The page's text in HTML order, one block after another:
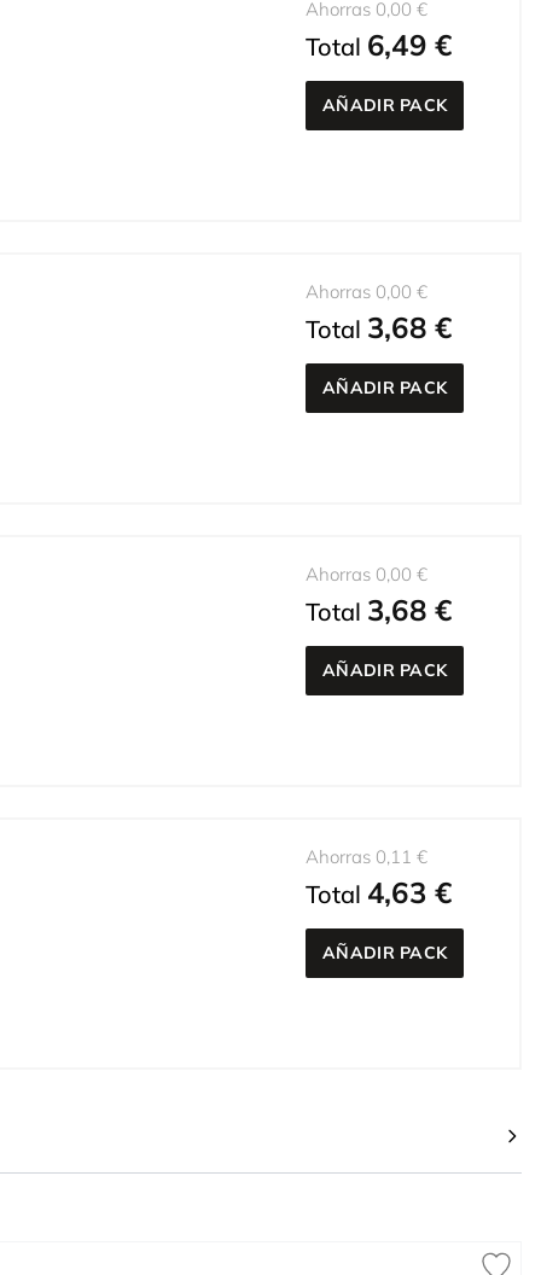
Ahorras 0,00 €
Total 6,49 €
AÑADIR PACK
Ahorras 0,00 €
Total 3,68 €
AÑADIR PACK
Ahorras 0,00 €
Total 3,68 €
AÑADIR PACK
Ahorras 0,11 €
Total 4,63 €
AÑADIR PACK